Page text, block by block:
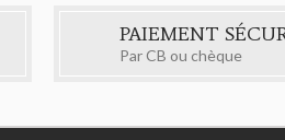
PAIEMENT
Par CB ou chèque